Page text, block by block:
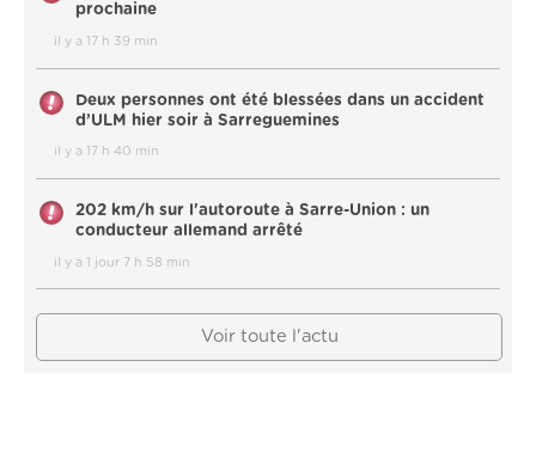
prochaine
il y a 17 h 39 min
Deux personnes ont été blessées dans un accident
d’ULM hier soir à Sarreguemines
il y a 17 h 40 min
202 km/h sur l'autoroute à Sarre-Union : un
conducteur allemand arrêté
il y a 1 jour 7 h 58 min
Voir toute l'actu